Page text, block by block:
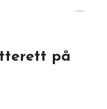
på